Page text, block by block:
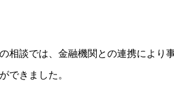
相談では、金融機関との連携により
できました。